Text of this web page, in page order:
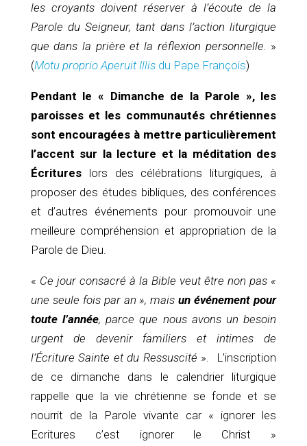
les croyants doivent réserver à l’écoute de la
Parole du Seigneur, tant dans l’action liturgique
que dans la prière et la réflexion personnelle. »
(Motu proprio Aperuit Illisdu Pape François)
Pendant le « Dimanche de la Parole », les
paroisses et les communautés chrétiennes
sont encouragées à mettre particulièrement
l’accent sur la lecture et la méditation des
Écritureslors des célébrations liturgiques, à
proposer des études bibliques, des conférences
et d’autres événements pour promouvoir une
meilleure compréhension et appropriation de la
Parole de Dieu.
« Ce jour consacré à la Bible veut être non pas «
une seule fois par an », maisun événement pour
toute l’année, parce que nous avons un besoin
urgent de devenir familiers et intimes de
l’Écriture Sainte et du Ressuscité ». L’inscription
de ce dimanche dans le calendrier liturgique
rappelle que la vie chrétienne se fonde et se
nourrit de la Parole vivante car « ignorer les
Ecritures c’est ignorer le Christ »